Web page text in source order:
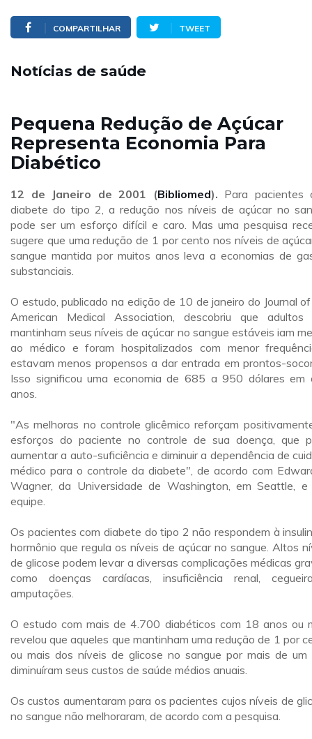
COMPARTILHAR TWEET
Notícias de saúde
Pequena Redução de Açúcar
Representa Economia Para
Diabético
12 de Janeiro de 2001 (Bibliomed). Para pacientes
diabete do tipo 2, a redução nos níveis de açúcar no
pode ser um esforço difícil e caro. Mas uma pesquisa
sugere que uma redução de 1 por cento nos níveis de
sangue mantida por muitos anos leva a economias de
substanciais.
O estudo, publicado na edição de 10 de janeiro do Journal
American Medical Association, descobriu que adultos
mantinham seus níveis de açúcar no sangue estáveis iam
ao médico e foram hospitalizados com menor
estavam menos propensos a dar entrada em prontos-
Isso significou uma economia de 685 a 950 dólares em
anos.
"As melhoras no controle glicêmico reforçam
esforços do paciente no controle de sua doença, que
aumentar a auto-suficiência e diminuir a dependência de
médico para o controle da diabete", de acordo com
Wagner, da Universidade de Washington, em Seattle, e
equipe.
Os pacientes com diabete do tipo 2 não respondem à
hormônio que regula os níveis de açúcar no sangue. Altos
de glicose podem levar a diversas complicações médicas
como doenças cardíacas, insuficiência renal,
amputações.
O estudo com mais de 4.700 diabéticos com 18 anos ou
revelou que aqueles que mantinham uma redução de 1 por
ou mais dos níveis de glicose no sangue por mais de um
diminuíram seus custos de saúde médios anuais.
Os custos aumentaram para os pacientes cujos níveis de
no sangue não melhoraram, de acordo com a pesquisa.